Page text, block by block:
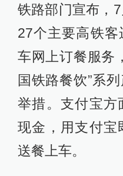
铁路部门宣布，
27个主要高铁客
车网上订餐服务
国铁路餐饮”系
举措。支付宝方
现金，用支付宝
送餐上车。